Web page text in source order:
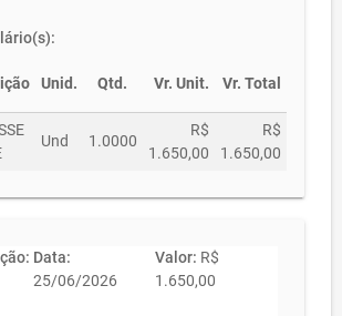
Unid. Qtd. Vr. Unit. Vr. Total
Und 1.0000
R$
1.650,00
R$
1.650,00
Data:
25/06/2026
Valor: R$
1.650,00